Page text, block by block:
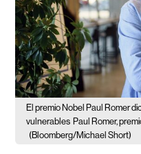
El premio Nobel Paul Romer
vulnerables Paul Romer,
(Bloomberg/Michael Short)